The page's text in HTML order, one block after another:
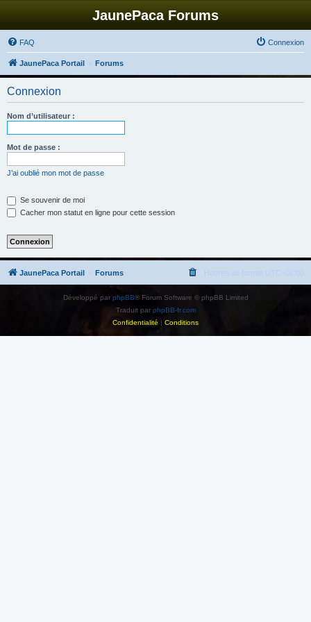
JaunePaca Forums
FAQ Connexion
JaunePaca Portail Forums
Connexion
Nom d’utilisateur :
Mot de passe :
J’ai oublié mon mot de passe
Se souvenir de moi
Cacher mon statut en ligne pour cette session
JaunePaca Portail Forums UTC+02:00
Développé par phpBB® Forum Software © phpBB Limited
Traduit par phpBB-fr.com
Confidentialité | Conditions